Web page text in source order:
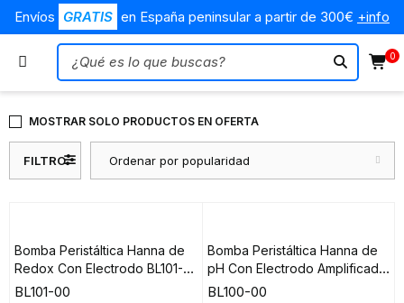
Envíos GRATIS en España peninsular a partir de 300€ +info
0
FILTRO Ordenar por popularidad
MOSTRAR SOLO PRODUCTOS EN OFERTA
Bomba Peristáltica Hanna de
Redox Con Electrodo BL101-
00
BL101-00
Bomba Peristáltica Hanna de
pH Con Electrodo Amplificado
BL100-00
BL100-00